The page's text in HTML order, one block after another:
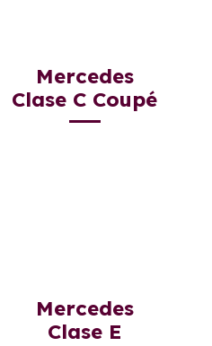
Mercedes
Clase C Coupé
Mercedes
Clase E